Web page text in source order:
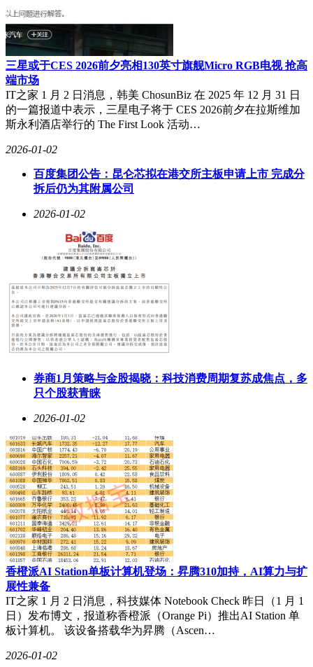
三星或于CES 2026前夕亮相130英寸旗舰Micro RGB电视 抢高
端市场
IT之家 1 月 2 日消息，韩美 ChosunBiz 在 2025 年 12 月 31 日
的一篇报道中表示，三星电子将于 CES 2026前夕在拉斯维加
斯永利酒店举行的 The First Look 活动…
2026-01-02
百度集团公告：昆仑芯拟在港交所主板申请上市 完成分
拆后仍为其附属公司
2026-01-02
券商1月策略与金股揭晓：科技消费周期复苏成焦点，多
只个股获青睐
2026-01-02
香橙派AI Station单板计算机登场：昇腾310加持，AI算力与扩
展性兼备
IT之家 1 月 2 日消息，科技媒体 Notebook Check 昨日（1 月 1
日）发布博文，报道称香橙派（Orange Pi）推出AI Station 单
板计算机。 该设备搭载华为昇腾（Ascen…
2026-01-02